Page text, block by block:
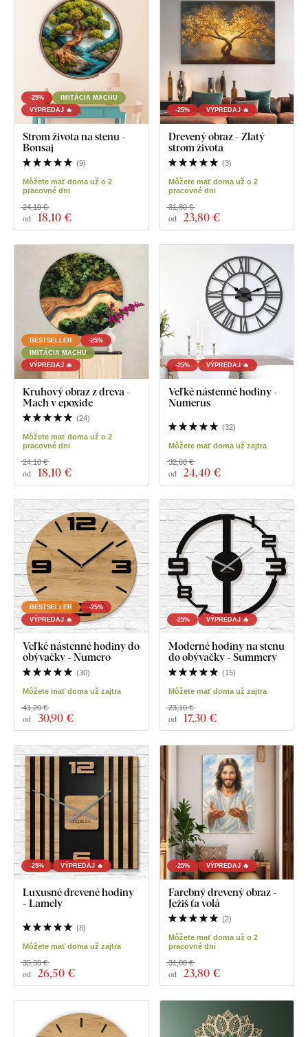
-25%
IMITÁCIA MACHU
VÝPREDAJ 🔥
Strom života na stenu -
Bonsaj
(9)
Môžete mať doma už o 2
pracovné dni
od 18,10 €
24,10 €
-25% VÝPREDAJ 🔥
Drevený obraz - Zlatý
strom života
(3)
Môžete mať doma už o 2
pracovné dni
od 23,80 €
31,80 €
BESTSELLER
-25%
IMITÁCIA MACHU
VÝPREDAJ 🔥
Kruhový obraz z dreva -
Mach v epoxide
(24)
Môžete mať doma už o 2
pracovné dni
od 18,10 €
24,10 €
-25% VÝPREDAJ 🔥
Veľké nástenné hodiny -
Numerus
(32)
Môžete mať doma už zajtra
od 24,40 €
32,60 €
BESTSELLER
-25%
VÝPREDAJ 🔥
Veľké nástenné hodiny do
obývačky - Numero
(30)
Môžete mať doma už zajtra
od 30,90 €
41,20 €
-25% VÝPREDAJ 🔥
Moderné hodiny na stenu
do obývačky - Summery
(15)
Môžete mať doma už zajtra
od 17,30 €
23,10 €
-25% VÝPREDAJ 🔥
Luxusné drevené hodiny
- Lamely
(8)
Môžete mať doma už zajtra
od 26,50 €
35,30 €
-25% VÝPREDAJ 🔥
Farebný drevený obraz -
Ježiš ťa volá
(2)
Môžete mať doma už o 2
pracovné dni
od 23,80 €
31,80 €